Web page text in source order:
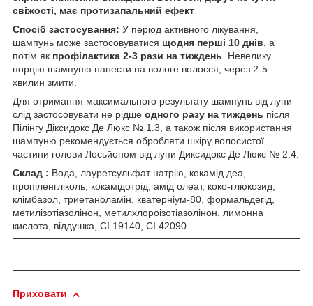
свіжості, має протизапальний ефект
Спосіб застосування: У період активного лікування,
шампунь може застосовуватися щодня перші 10 днів, а
потім як профілактика 2-3 рази на тиждень. Невелику
порцію шампуню нанести на вологе волосся, через 2-5
хвилин змити.
Для отримання максимального результату шампунь від лупи
слід застосовувати не рідше одного разу на тиждень після
Пілінгу Діксидокс Де Люкс № 1.3, а також після використання
шампуню рекомендується обробляти шкіру волосистої
частини голови Лосьйоном від лупи Диксидокс Де Люкс № 2.4.
Cклад : Вода, лауретсульфат натрію, кокамід деа,
пропіленгліколь, кокамідотрід, амід олеат, коко-глюкозид,
клімбазол, триетаноламін, кватерніум-80, формальдегід,
метилізотіазолінон, метилхлороізотіазолінон, лимонна
кислота, віддушка, CI 19140, СI 42090
Приховати